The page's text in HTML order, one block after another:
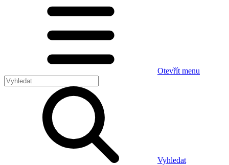
Otevřít menu
Vyhledat